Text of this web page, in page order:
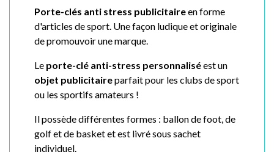
Porte-clés anti stress publicitaireen forme
d'articles de sport. Une façon ludique et originale
de promouvoir une marque.
Le porte-clé anti-stress personnaliséest un
objet publicitaireparfait pour les clubs de sport
ou les sportifs amateurs !
Il possède différentes formes : ballon de foot, de
golf et de basket et est livré sous sachet
individuel.